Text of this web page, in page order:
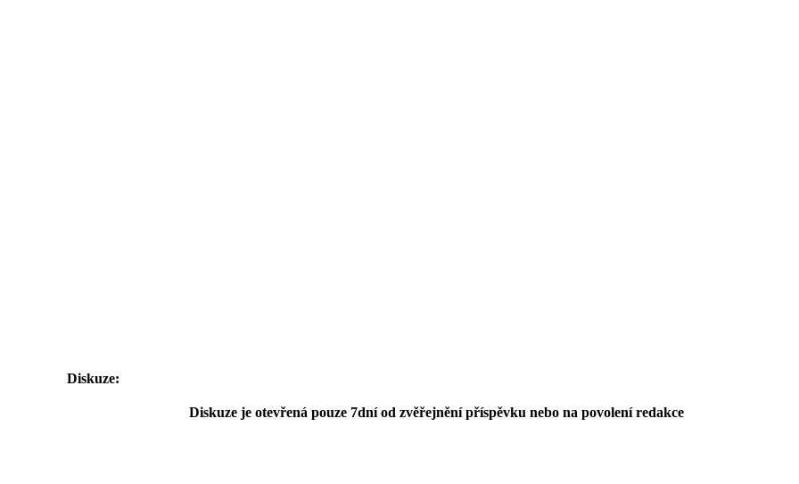
Diskuze:
Diskuze je otevřená pouze 7dní od zvěřejnění příspěvku nebo na povolení redakce